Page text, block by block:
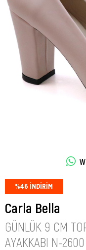
%46 İNDIRIM
Carla Bella
GÜNLÜK 9 CM
AYAKKABI N-2600